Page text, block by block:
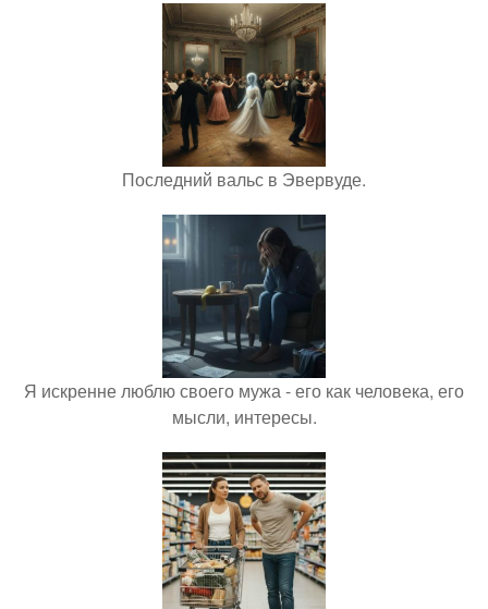
Последний вальс в Эвервуде.
Я искренне люблю своего мужа - его как человека, его
мысли, интересы.